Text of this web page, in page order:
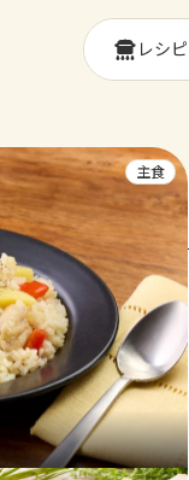
レシピ
主食